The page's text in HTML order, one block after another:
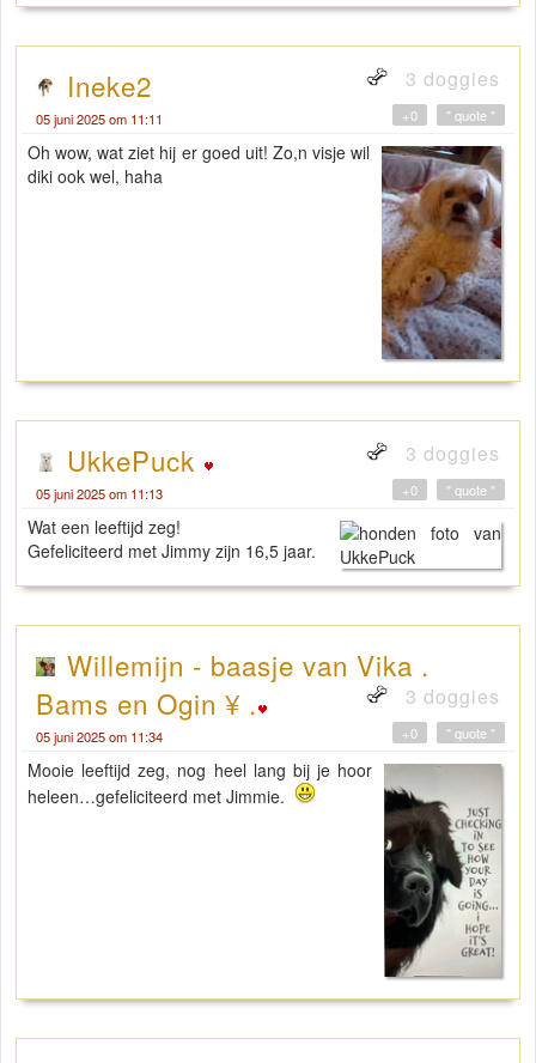
Ineke2 3 doggies
05 juni 2025 om 11:11 " quote "
+0
Oh wow, wat ziet hij er goed uit! Zo,n visje wil
diki ook wel, haha
UkkePuck 3 doggies
05 juni 2025 om 11:13 " quote "
+0
Wat een leeftijd zeg!
Gefeliciteerd met Jimmy zijn 16,5 jaar.
Willemijn - baasje van Vika .
Bams en Ogin ¥ .
3 doggies
05 juni 2025 om 11:34 " quote "
+0
Mooie leeftijd zeg, nog heel lang bij je hoor
heleen…gefeliciteerd met Jimmie.